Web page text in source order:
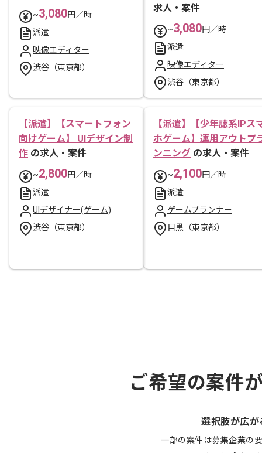
~3,080円／時
派遣
映像エディター
渋谷（東京都）
求人・案件
~3,080円／時
派遣
映像エディター
渋谷（東京都）
【派遣】【スマートフォン
向けゲーム】 UIデザイン制
作 の求人・案件
~2,800円／時
派遣
UIデザイナー(ゲーム)
渋谷（東京都）
【派遣】【少年誌系IPス
ホゲーム】運用アウトプ
ンニング の求人・案件
~2,100円／時
派遣
ゲームプランナー
目黒（東京都）
ご希望の案件
選択肢が広が
一部の案件は募集企業の